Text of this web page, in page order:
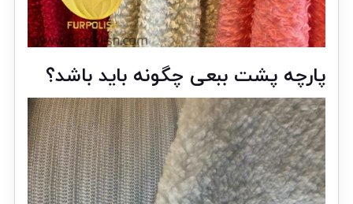
پارچه پشت ببعی چگونه باید باشد؟